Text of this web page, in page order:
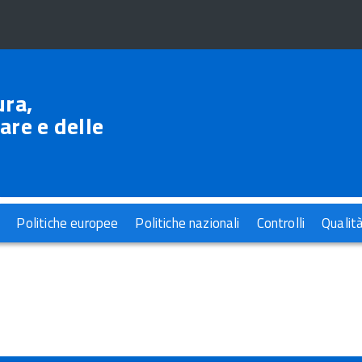
e delle
Politiche europee Politiche nazionali Controlli